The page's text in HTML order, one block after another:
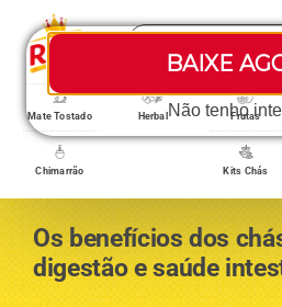
BAIXE
Não tenho
content
Search
Loja/
Home
A
Mate Tostado Herbal Frutas
Chimarrão Kits Chás
Os benefícios dos
digestão e saúde